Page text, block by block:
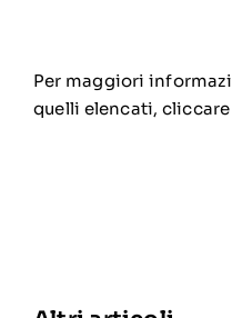
Per maggiori
quelli elencati,